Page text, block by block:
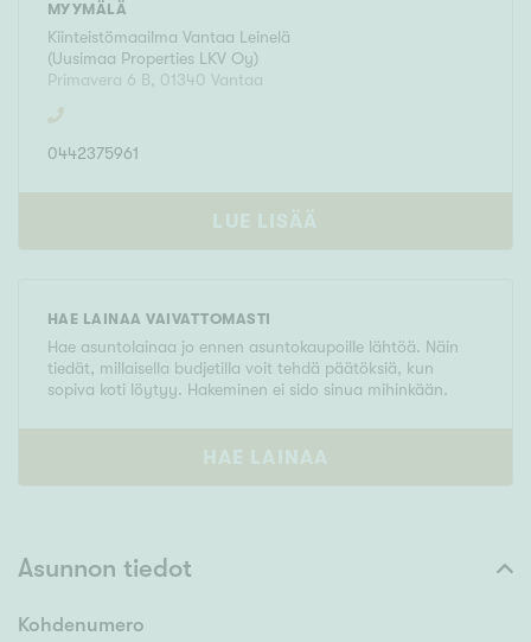
MYYMÄLÄ
Kiinteistömaailma Vantaa Leinelä
(Uusimaa Properties LKV Oy)
Primavera 6 B, 01340 Vantaa
0442375961
LUE LISÄÄ
HAE LAINAA VAIVATTOMASTI
Hae asuntolainaa jo ennen asuntokaupoille lähtöä. Näin
tiedät, millaisella budjetilla voit tehdä päätöksiä, kun
sopiva koti löytyy. Hakeminen ei sido sinua mihinkään.
HAE LAINAA
Asunnon tiedot
Kohdenumero